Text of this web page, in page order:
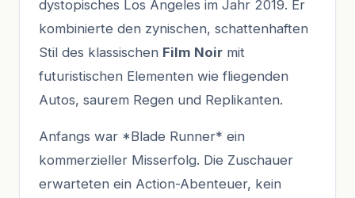
dystopisches Los Angeles im Jahr 2019. Er
kombinierte den zynischen, schattenhaften
Stil des klassischen Film Noir mit
futuristischen Elementen wie fliegenden
Autos, saurem Regen und Replikanten.
Anfangs war *Blade Runner* ein
kommerzieller Misserfolg. Die Zuschauer
erwarteten ein Action-Abenteuer, kein